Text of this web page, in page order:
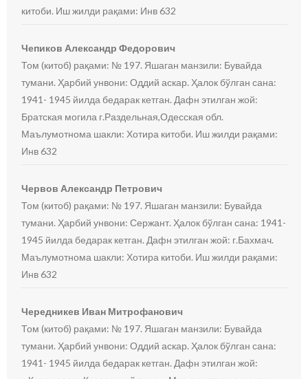
китоби. Иш жилди рақами: Инв 632
Чепиков Александр Федорович
Том (китоб) рақами: № 197. Яшаган манзили: Бувайда
тумани. Ҳарбий унвони: Оддий аскар. Ҳалок бўлган сана:
1941- 1945 йилда бедарак кетган. Дафн этилган жой:
Братская могила г.Раздельная,Одесская обл.
Маълумотнома шакли: Хотира китоби. Иш жилди рақами:
Инв 632
Червов Александр Петрович
Том (китоб) рақами: № 197. Яшаган манзили: Бувайда
тумани. Ҳарбий унвони: Сержант. Ҳалок бўлган сана: 1941-
1945 йилда бедарак кетган. Дафн этилган жой: г.Бахмач.
Маълумотнома шакли: Хотира китоби. Иш жилди рақами:
Инв 632
Чередникев Иван Митрофанович
Том (китоб) рақами: № 197. Яшаган манзили: Бувайда
тумани. Ҳарбий унвони: Оддий аскар. Ҳалок бўлган сана:
1941- 1945 йилда бедарак кетган. Дафн этилган жой: